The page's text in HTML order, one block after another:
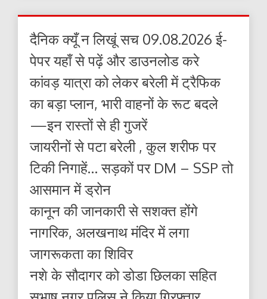
दैनिक क्यूँ न लिखूं सच 09.08.2026 ई-
पेपर यहाँ से पढ़ें और डाउनलोड करे
कांवड़ यात्रा को लेकर बरेली में ट्रैफिक
का बड़ा प्लान, भारी वाहनों के रूट बदले
—इन रास्तों से ही गुजरें
जायरीनों से पटा बरेली , कुल शरीफ पर
टिकी निगाहें… सड़कों पर DM – SSP तो
आसमान में ड्रोन
कानून की जानकारी से सशक्त होंगे
नागरिक, अलखनाथ मंदिर में लगा
जागरूकता का शिविर
नशे के सौदागर को डोडा छिलका सहित